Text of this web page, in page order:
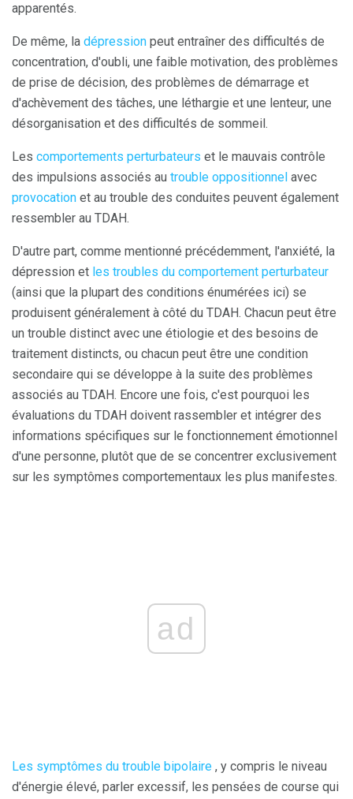
apparentés.
De même, la dépression peut entraîner des difficultés de
concentration, d'oubli, une faible motivation, des problèmes
de prise de décision, des problèmes de démarrage et
d'achèvement des tâches, une léthargie et une lenteur, une
désorganisation et des difficultés de sommeil.
Les comportements perturbateurs et le mauvais contrôle
des impulsions associés au trouble oppositionnel avec
provocation et au trouble des conduites peuvent également
ressembler au TDAH.
D'autre part, comme mentionné précédemment, l'anxiété, la
dépression et les troubles du comportement perturbateur
(ainsi que la plupart des conditions énumérées ici) se
produisent généralement à côté du TDAH. Chacun peut être
un trouble distinct avec une étiologie et des besoins de
traitement distincts, ou chacun peut être une condition
secondaire qui se développe à la suite des problèmes
associés au TDAH. Encore une fois, c'est pourquoi les
évaluations du TDAH doivent rassembler et intégrer des
informations spécifiques sur le fonctionnement émotionnel
d'une personne, plutôt que de se concentrer exclusivement
sur les symptômes comportementaux les plus manifestes.
ad
Les symptômes du trouble bipolaire , y compris le niveau
d'énergie élevé, parler excessif, les pensées de course qui